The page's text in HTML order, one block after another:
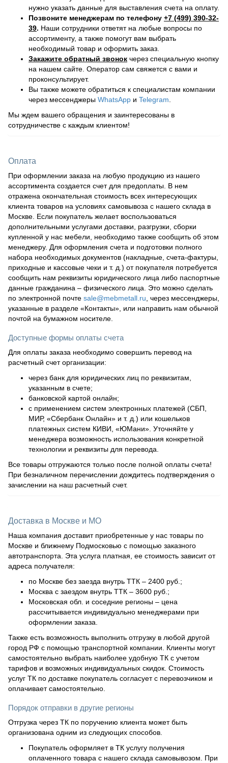
нужно указать данные для выставления счета на оплату.
Позвоните менеджерам по телефону +7 (499) 390-32-
39. Наши сотрудники ответят на любые вопросы по
ассортименту, а также помогут вам выбрать
необходимый товар и оформить заказ.
Закажите обратный звонок через специальную кнопку
на нашем сайте. Оператор сам свяжется с вами и
проконсультирует.
Вы также можете обратиться к специалистам компании
через мессенджеры WhatsApp и Telegram
Мы ждем вашего обращения и заинтересованы в
сотрудничестве с каждым клиентом!
Оплата
При оформлении заказа на любую продукцию из нашего
ассортимента создается счет для предоплаты. В нем
отражена окончательная стоимость всех интересующих
клиента товаров на условиях самовывоза с нашего склада в
Москве. Если покупатель желает воспользоваться
дополнительными услугами доставки, разгрузки, сборки
купленной у нас мебели, необходимо также сообщить об этом
менеджеру. Для оформления счета и подготовки полного
набора необходимых документов (накладные, счета-фактуры,
приходные и кассовые чеки и т. д.) от покупателя потребуется
сообщить нам реквизиты юридического лица либо паспортные
данные гражданина – физического лица. Это можно сделать
по электронной почте sale@mebmetall.ru , через мессенджеры,
указанные в разделе «Контакты», или направить нам обычной
почтой на бумажном носителе.
Доступные формы оплаты счета
Для оплаты заказа необходимо совершить перевод на
расчетный счет организации:
через банк для юридических лиц по реквизитам,
указанным в счете;
банковской картой онлайн;
с применением систем электронных платежей (СБП,
МИР, «Сбербанк Онлайн» и т. д.) или кошельков
платежных систем КИВИ, «ЮМани». Уточняйте у
менеджера возможность использования конкретной
технологии и реквизиты для перевода.
Все товары отгружаются только после полной оплаты счета!
При безналичном перечислении дождитесь подтверждения о
зачислении на наш расчетный счет.
Доставка в Москве и МО
Наша компания доставит приобретенные у нас товары по
Москве и ближнему Подмосковью с помощью заказного
автотранспорта. Эта услуга платная, ее стоимость зависит от
адреса получателя:
по Москве без заезда внутрь ТТК – 2400 руб.;
Москва с заездом внутрь ТТК – 3600 руб.;
Московская обл. и соседние регионы – цена
рассчитывается индивидуально менеджерами при
оформлении заказа.
Также есть возможность выполнить отгрузку в любой другой
город РФ с помощью транспортной компании. Клиенты могут
самостоятельно выбрать наиболее удобную ТК с учетом
тарифов и возможных индивидуальных скидок. Стоимость
услуг ТК по доставке покупатель согласует с перевозчиком и
оплачивает самостоятельно.
Порядок отправки в другие регионы
Отгрузка через ТК по поручению клиента может быть
организована одним из следующих способов.
Покупатель оформляет в ТК услугу получения
оплаченного товара с нашего склада самовывозом. При